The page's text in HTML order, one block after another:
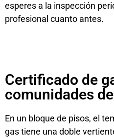
esperes a la inspección
profesional cuanto antes.
Certificado de
comunidades
En un bloque de pisos, el
gas tiene una doble